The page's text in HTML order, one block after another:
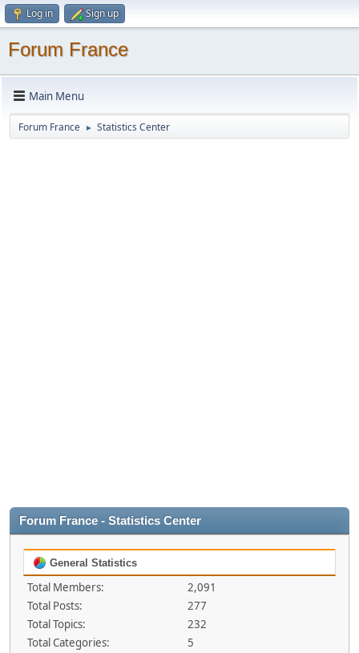
Log in Sign up
Forum France
Main Menu
Forum France ► Statistics Center
Forum France - Statistics Center
General Statistics
Total Members:
2,091
Total Posts:
277
Total Topics:
232
Total Categories:
5